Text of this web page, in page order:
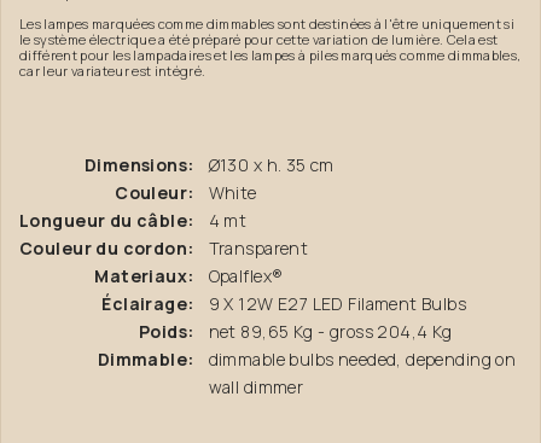
Les lampes marquées comme dimmables sont destinées à l'être uniquement si
le système électrique a été préparé pour cette variation de lumière. Cela est
différent pour les lampadaires et les lampes à piles marqués comme dimmables,
car leur variateur est intégré.
Dimensions:
Ø130 x h. 35 cm
Couleur:
White
Longueur du câble:
4 mt
Couleur du cordon:
Transparent
Materiaux:
Opalflex®
Éclairage:
9 X 12W E27 LED Filament Bulbs
Poids:
net 89,65 Kg - gross 204,4 Kg
Dimmable:
dimmable bulbs needed, depending on
wall dimmer